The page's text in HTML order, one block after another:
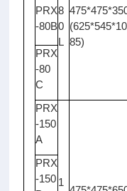
8
0
L
(625*545*10
85)
PRX
-80B
PRX
-80
C
PRX
-150
A
1
PRX
-150